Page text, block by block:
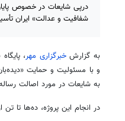
درپی شایعات در خصوص
شفافیت و عدالت» ایران
به گزارشخبرگزاری مهر
و با مسئولیت و حمایت
به شایعات در مورد اصالت
در انجام این پروژه، ده‌ها تا